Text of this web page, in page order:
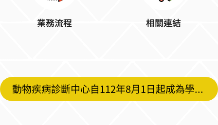
業務流程 相關連結
動物疾病診斷中心自112年8月1日起成為學院級附屬二級單位